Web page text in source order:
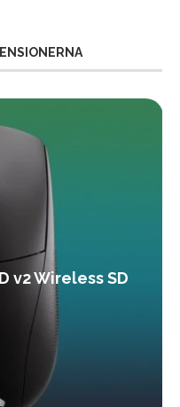
v2 Wireless SD